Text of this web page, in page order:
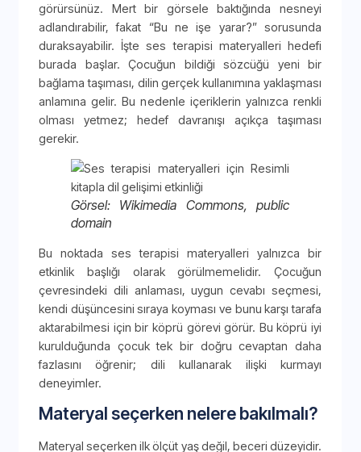
görürsünüz. Mert bir görsele baktığında nesneyi
adlandırabilir, fakat “Bu ne işe yarar?” sorusunda
duraksayabilir. İşte ses terapisi materyalleri hedefi
burada başlar. Çocuğun bildiği sözcüğü yeni bir
bağlama taşıması, dilin gerçek kullanımına yaklaşması
anlamına gelir. Bu nedenle içeriklerin yalnızca renkli
olması yetmez; hedef davranışı açıkça taşıması
gerekir.
Görsel: Wikimedia Commons, public
domain
Bu noktada ses terapisi materyalleri yalnızca bir
etkinlik başlığı olarak görülmemelidir. Çocuğun
çevresindeki dili anlaması, uygun cevabı seçmesi,
kendi düşüncesini sıraya koyması ve bunu karşı tarafa
aktarabilmesi için bir köprü görevi görür. Bu köprü iyi
kurulduğunda çocuk tek bir doğru cevaptan daha
fazlasını öğrenir; dili kullanarak ilişki kurmayı
deneyimler.
Materyal seçerken nelere bakılmalı?
Materyal seçerken ilk ölçüt yaş değil, beceri düzeyidir.